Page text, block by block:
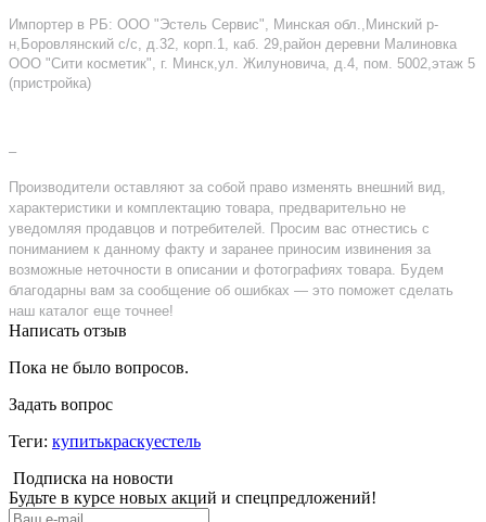
Импортер в РБ: ООО "Эстель Сервис", Минская обл.,Минский р-
н,Боровлянский с/с, д.32, корп.1, каб. 29,район деревни Малиновка
ООО "Сити косметик", г. Минск,ул. Жилуновича, д.4, пом. 5002,этаж 5
(пристройка)
–
Производители оставляют за собой право изменять внешний вид,
характеристики и комплектацию товара, предварительно не
уведомляя продавцов и потребителей. Просим вас отнестись с
пониманием к данному факту и заранее приносим извинения за
возможные неточности в описании и фотографиях товара. Будем
благодарны вам за сообщение об ошибках — это поможет сделать
наш каталог еще точнее!
Написать отзыв
Пока не было вопросов.
Задать вопрос
Теги: купитькраскуестель
Подписка на новости
Будьте в курсе новых акций и спецпредложений!